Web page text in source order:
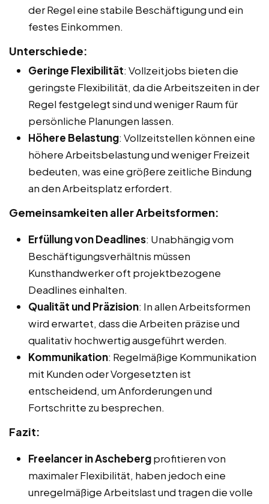
der Regel eine stabile Beschäftigung und ein
festes Einkommen.
Unterschiede:
Geringe Flexibilität: Vollzeitjobs bieten die
geringste Flexibilität, da die Arbeitszeiten in der
Regel festgelegt sind und weniger Raum für
persönliche Planungen lassen.
Höhere Belastung: Vollzeitstellen können eine
höhere Arbeitsbelastung und weniger Freizeit
bedeuten, was eine größere zeitliche Bindung
an den Arbeitsplatz erfordert.
Gemeinsamkeiten aller Arbeitsformen:
Erfüllung von Deadlines: Unabhängig vom
Beschäftigungsverhältnis müssen
Kunsthandwerker oft projektbezogene
Deadlines einhalten.
Qualität und Präzision: In allen Arbeitsformen
wird erwartet, dass die Arbeiten präzise und
qualitativ hochwertig ausgeführt werden.
Kommunikation: Regelmäßige Kommunikation
mit Kunden oder Vorgesetzten ist
entscheidend, um Anforderungen und
Fortschritte zu besprechen.
Fazit:
Freelancer in Aschebergprofitieren von
maximaler Flexibilität, haben jedoch eine
unregelmäßige Arbeitslast und tragen die volle